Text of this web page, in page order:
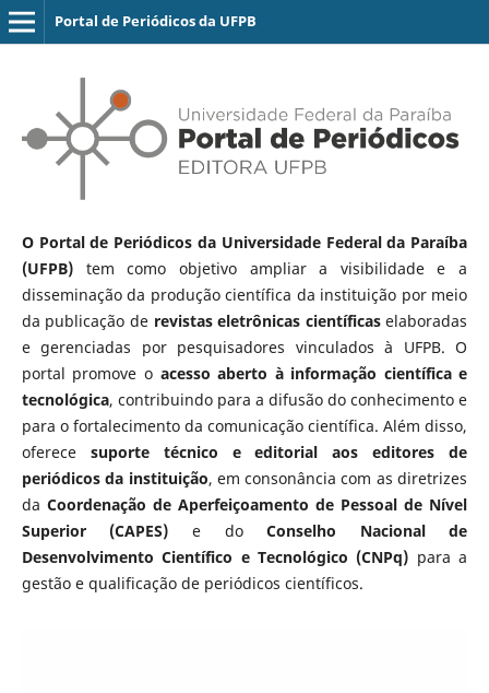
Portal de Periódicos da UFPB
O Portal de Periódicos da Universidade Federal da Paraíba
(UFPB)tem como objetivo ampliar a visibilidade e a
disseminação da produção científica da instituição por meio
da publicação de revistas eletrônicas científicaselaboradas
e gerenciadas por pesquisadores vinculados à UFPB. O
portal promove o acesso aberto à informação científica e
tecnológica, contribuindo para a difusão do conhecimento e
para o fortalecimento da comunicação científica. Além disso,
oferece suporte técnico e editorial aos editores de
periódicos da instituição, em consonância com as diretrizes
da Coordenação de Aperfeiçoamento de Pessoal de Nível
Superior (CAPES) e doConselho Nacional de
Desenvolvimento Científico e Tecnológico (CNPq) para a
gestão e qualificação de periódicos científicos.